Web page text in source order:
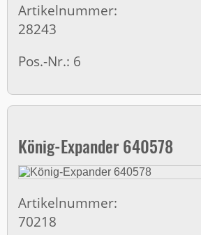
Artikelnummer:
28243
Pos.-Nr.: 6
König-Expander 640578
Artikelnummer:
70218